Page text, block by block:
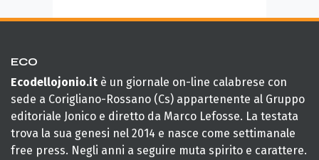
ECO
Ecodellojonio.it è un giornale on-line calabrese con
sede a Corigliano-Rossano (Cs) appartenente al Gruppo
editoriale Jonico e diretto da Marco Lefosse. La testata
trova la sua genesi nel 2014 e nasce come settimanale
free press. Negli anni a seguire muta spirito e carattere.